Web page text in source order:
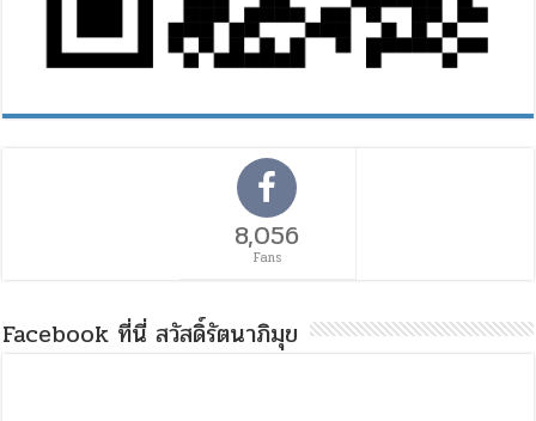
8,056
Fans
Facebook ที่นี่ สวัสดิ์รัตนาภิมุข